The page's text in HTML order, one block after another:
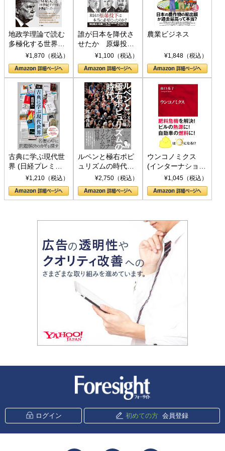
地政学理論で読む
多極化する世界：
トランプとBRICS
の挑戦
¥1,870（税込）
誰が日本を降伏さ
せたか 原爆投
下、ソ連参戦、そ
して聖断 (PHP新
書)
¥1,100（税込）
農業ビジネス
¥1,848（税込）
古典に学ぶ現代世
界 (日経プレミア
シリーズ)¥1,210（税込）
ルペンと極右ポピ
ュリズムの時代：
〈ヤヌス〉の二つ
の顔
¥2,750（税込）
ウンコノミクス
(インターナショナ
ル新書)¥1,045（税込）
ログイン 初めての方 会員登録